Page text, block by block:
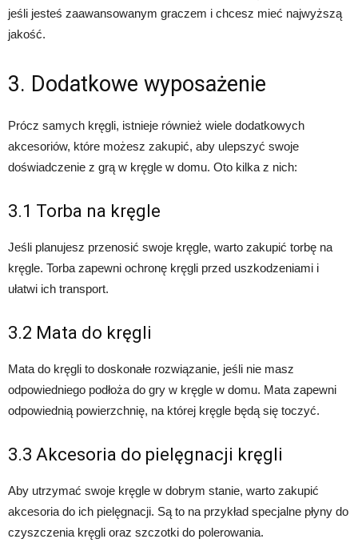
jeśli jesteś zaawansowanym graczem i chcesz mieć najwyższą
jakość.
3. Dodatkowe wyposażenie
Prócz samych kręgli, istnieje również wiele dodatkowych
akcesoriów, które możesz zakupić, aby ulepszyć swoje
doświadczenie z grą w kręgle w domu. Oto kilka z nich:
3.1 Torba na kręgle
Jeśli planujesz przenosić swoje kręgle, warto zakupić torbę na
kręgle. Torba zapewni ochronę kręgli przed uszkodzeniami i
ułatwi ich transport.
3.2 Mata do kręgli
Mata do kręgli to doskonałe rozwiązanie, jeśli nie masz
odpowiedniego podłoża do gry w kręgle w domu. Mata zapewni
odpowiednią powierzchnię, na której kręgle będą się toczyć.
3.3 Akcesoria do pielęgnacji kręgli
Aby utrzymać swoje kręgle w dobrym stanie, warto zakupić
akcesoria do ich pielęgnacji. Są to na przykład specjalne płyny do
czyszczenia kręgli oraz szczotki do polerowania.